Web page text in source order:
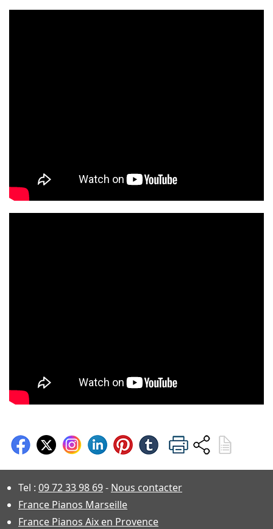
Tel : 09 72 33 98 69- Nous contacter
France Pianos Marseille
France Pianos Aix en Provence